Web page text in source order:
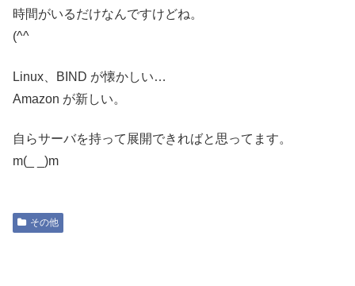
時間がいるだけなんですけどね。
(^^ゞ
Linux、BIND が懐かしい…
Amazon が新しい。
自らサーバを持って展開できればと思ってます。
m(_ _)m
その他